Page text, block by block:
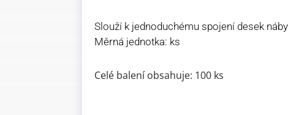
Slouží k jednoduchému spojení desek
Měrná jednotka: ks
Celé balení obsahuje: 100 ks